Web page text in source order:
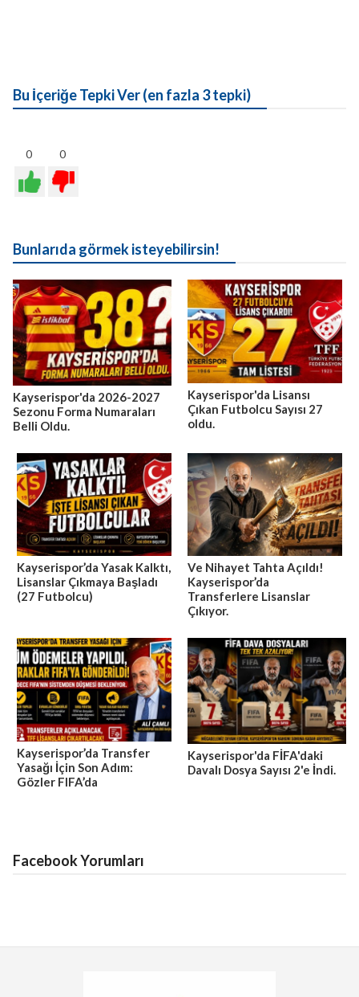
Bu İçeriğe Tepki Ver (en fazla 3 tepki)
0 0
Bunlarıda görmek isteyebilirsin!
Kayserispor'da 2026-2027
Sezonu Forma Numaraları
Belli Oldu.
Kayserispor'da Lisansı
Çıkan Futbolcu Sayısı 27
oldu.
Kayserispor’da Yasak Kalktı,
Lisanslar Çıkmaya Başladı
(27 Futbolcu)
Ve Nihayet Tahta Açıldı!
Kayserispor’da
Transferlere Lisanslar
Çıkıyor.
Kayserispor’da Transfer
Yasağı İçin Son Adım:
Gözler FIFA’da
Kayserispor'da FİFA'daki
Davalı Dosya Sayısı 2'e İndi.
Facebook Yorumları